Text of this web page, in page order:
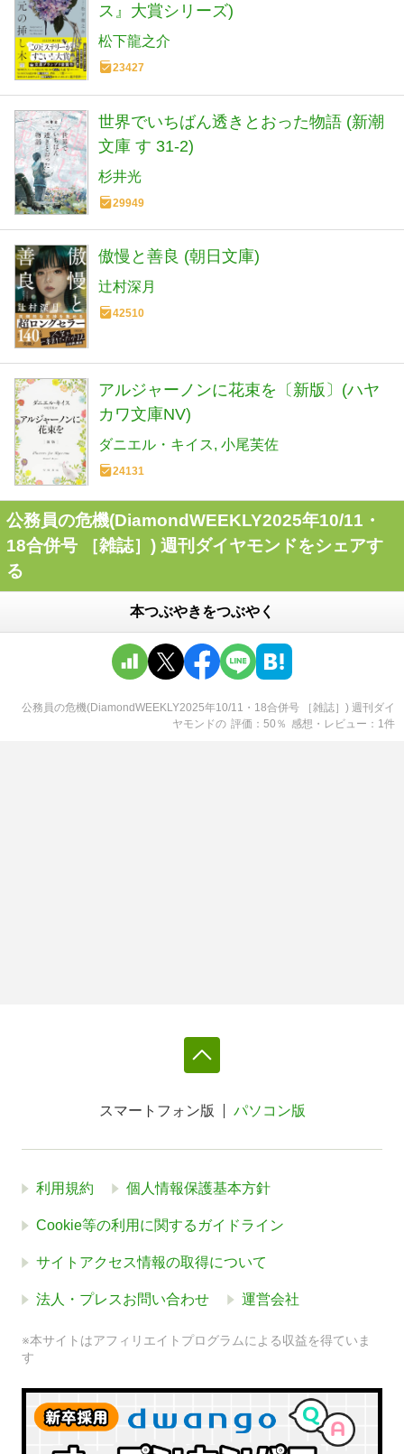
ス』大賞シリーズ)
松下龍之介
23427
世界でいちばん透きとおった物語 (新潮
文庫 す 31-2)
杉井光
29949
傲慢と善良 (朝日文庫)
辻村深月
42510
アルジャーノンに花束を〔新版〕(ハヤ
カワ文庫NV)
ダニエル・キイス 小尾芙佐
24131
公務員の危機(DiamondWEEKLY2025年10/11・
18合併号 ［雑誌］) 週刊ダイヤモンドをシェアす
る
本つぶやきをつぶやく
公務員の危機(DiamondWEEKLY2025年10/11・18合併号 ［雑誌］) 週刊ダイ
ヤモンドの 評価 50 ％ 感想・レビュー 1件
スマートフォン版 パソコン版
利用規約 個人情報保護基本方針
Cookie等の利用に関するガイドライン
サイトアクセス情報の取得について
法人・プレスお問い合わせ 運営会社
※本サイトはアフィリエイトプログラムによる収益を得ていま
す